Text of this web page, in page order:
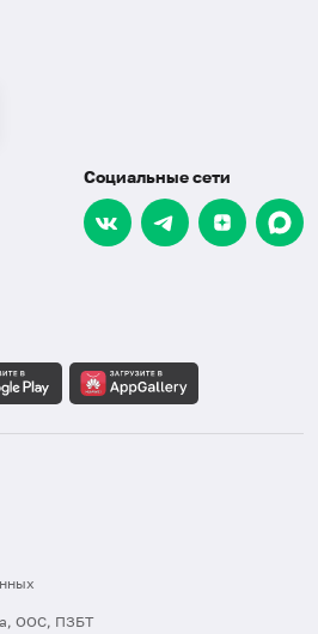
Социальные сети
ООС, ПЗБТ